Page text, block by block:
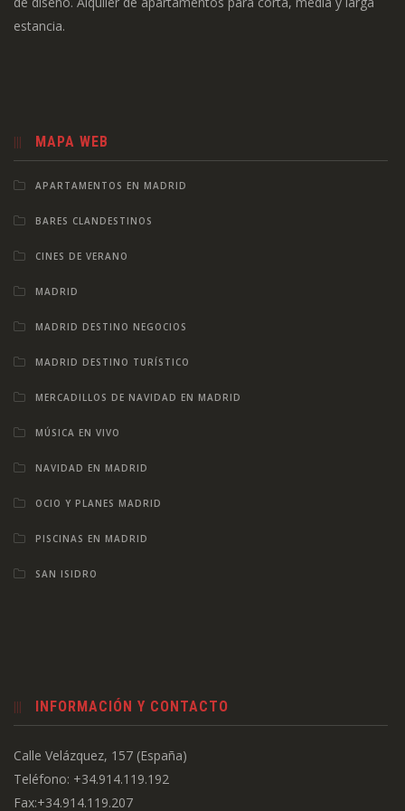
estancia.
MAPA WEB
APARTAMENTOS EN MADRID
BARES CLANDESTINOS
CINES DE VERANO
MADRID
MADRID DESTINO NEGOCIOS
MADRID DESTINO TURÍSTICO
MERCADILLOS DE NAVIDAD EN MADRID
MÚSICA EN VIVO
NAVIDAD EN MADRID
OCIO Y PLANES MADRID
PISCINAS EN MADRID
SAN ISIDRO
INFORMACIÓN Y CONTACTO
Calle Velázquez, 157 (España)
Teléfono: +34.914.119.192
Fax:+34.914.119.207